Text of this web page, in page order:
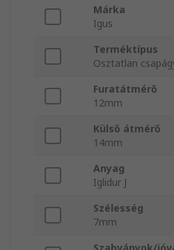
Márka
Igus
Terméktípus
Osztatlan
Furatátmérő
12mm
Külső átmérő
14mm
Anyag
Iglidur J
Szélesség
7mm